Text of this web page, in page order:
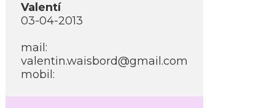
Valentí­
03-04-2013
mail:
valentin.waisbord@gmail.com
mobil: